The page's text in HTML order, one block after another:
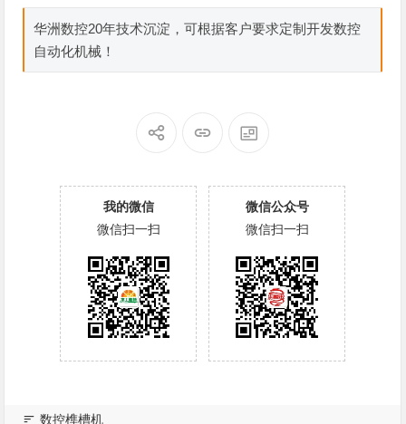
华洲数控20年技术沉淀，可根据客户要求定制开发数控
自动化机械！
我的微信
微信扫一扫
微信公众号
微信扫一扫
数控榫槽机